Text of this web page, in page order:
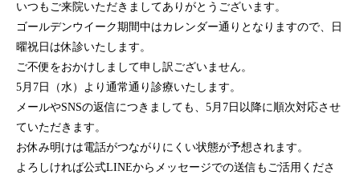
いつもご来院いただきましてありがとうございます。
ゴールデンウイーク期間中はカレンダー通りとなりますので、日
曜祝日は休診いたします。
ご不便をおかけしまして申し訳ございません。
5月7日（水）より通常通り診療いたします。
メールやSNSの返信につきましても、5月7日以降に順次対応させ
ていただきます。
お休み明けは電話がつながりにくい状態が予想されます。
よろしければ公式LINEからメッセージでの送信もご活用くださ